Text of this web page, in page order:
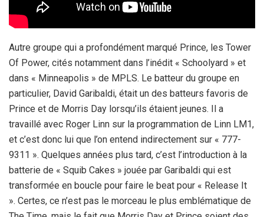
Autre groupe qui a profondément marqué Prince, les Tower
Of Power, cités notamment dans l’inédit « Schoolyard » et
dans « Minneapolis » de MPLS. Le batteur du groupe en
particulier, David Garibaldi, était un des batteurs favoris de
Prince et de Morris Day lorsqu’ils étaient jeunes. Il a
travaillé avec Roger Linn sur la programmation de Linn LM1,
et c’est donc lui que l’on entend indirectement sur « 777-
9311 ». Quelques années plus tard, c’est l’introduction à la
batterie de « Squib Cakes » jouée par Garibaldi qui est
transformée en boucle pour faire le beat pour « Release It
». Certes, ce n’est pas le morceau le plus emblématique de